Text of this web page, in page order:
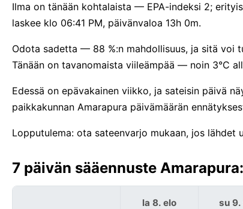
Ilma on tänään kohtalaista — EPA-indeksi 2;
laskee klo 06:41 PM, päivänvaloa 13h 0m.
Odota sadetta — 88 %:n mahdollisuus, ja sitä voi
Tänään on tavanomaista viileämpää — noin 3°C
Edessä on epävakainen viikko, ja sateisin päivä
paikkakunnan Amarapura päivämäärän
Lopputulema: ota sateenvarjo mukaan, jos lähdet
7 päivän sääennuste
la 8. elo su 9.